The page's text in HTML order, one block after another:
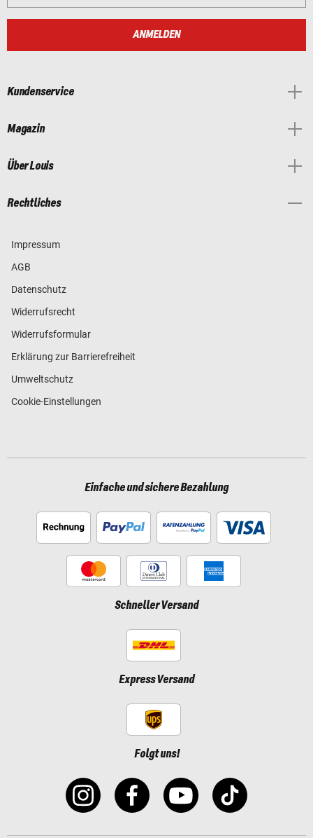
ANMELDEN
Kundenservice
Magazin
Über Louis
Rechtliches
Impressum
AGB
Datenschutz
Widerrufsrecht
Widerrufsformular
Erklärung zur Barrierefreiheit
Umweltschutz
Cookie-Einstellungen
Einfache und sichere Bezahlung
Schneller Versand
Express Versand
Folgt uns!